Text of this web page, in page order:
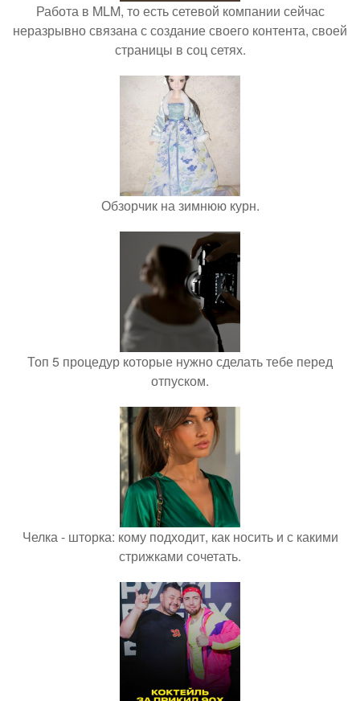
Работа в MLM, то есть сетевой компании сейчас
неразрывно связана с создание своего контента, своей
страницы в соц сетях.
Обзорчик на зимнюю курн.
Топ 5 процедур которые нужно сделать тебе перед
отпуском.
Челка - шторка: кому подходит, как носить и с какими
стрижками сочетать.